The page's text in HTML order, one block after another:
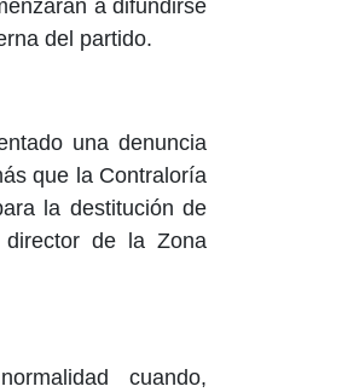
a difundirse
del partido.
una denuncia
que la Contraloría
la destitución de
director de la Zona
cuando,